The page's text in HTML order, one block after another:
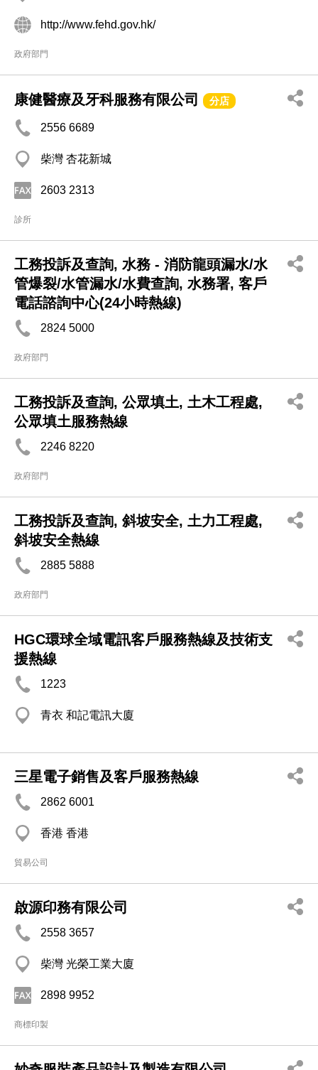
http://www.fehd.gov.hk/
政府部門
康健醫療及牙科服務有限公司 分店
2556 6689
柴灣 杏花新城
2603 2313
診所
工務投訴及查詢, 水務 - 消防龍頭漏水/水
管爆裂/水管漏水/水費查詢, 水務署, 客戶
電話諮詢中心(24小時熱線)
2824 5000
政府部門
工務投訴及查詢, 公眾填土, 土木工程處,
公眾填土服務熱線
2246 8220
政府部門
工務投訴及查詢, 斜坡安全, 土力工程處,
斜坡安全熱線
2885 5888
政府部門
HGC環球全域電訊客戶服務熱線及技術支
援熱線
1223
青衣 和記電訊大廈
三星電子銷售及客戶服務熱線
2862 6001
香港 香港
貿易公司
啟源印務有限公司
2558 3657
柴灣 光榮工業大廈
2898 9952
商標印製